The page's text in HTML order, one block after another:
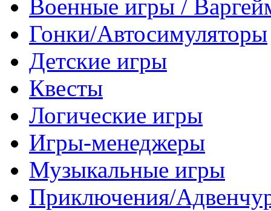
Военные игры /
Гонки/Автосимуляторы
Детские игры
Квесты
Логические игры
Игры-менеджеры
Музыкальные игры
Приключения/